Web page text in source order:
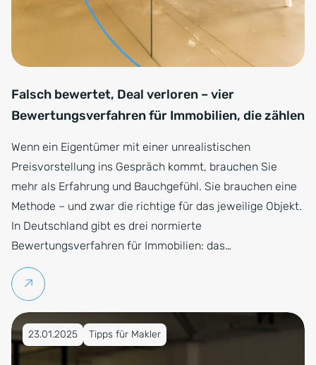
Falsch bewertet, Deal verloren – vier
Bewertungsverfahren für Immobilien, die zählen
Wenn ein Eigentümer mit einer unrealistischen
Preisvorstellung ins Gespräch kommt, brauchen Sie
mehr als Erfahrung und Bauchgefühl. Sie brauchen eine
Methode – und zwar die richtige für das jeweilige Objekt.
In Deutschland gibt es drei normierte
Bewertungsverfahren für Immobilien: das…
Weiterlesen
Veröffentlicht am 23.01.2025
23.01.2025 Tipps für Makler